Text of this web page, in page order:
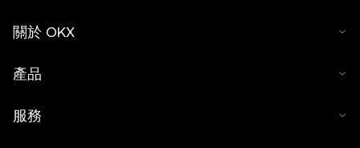
關於 OKX
產品
服務